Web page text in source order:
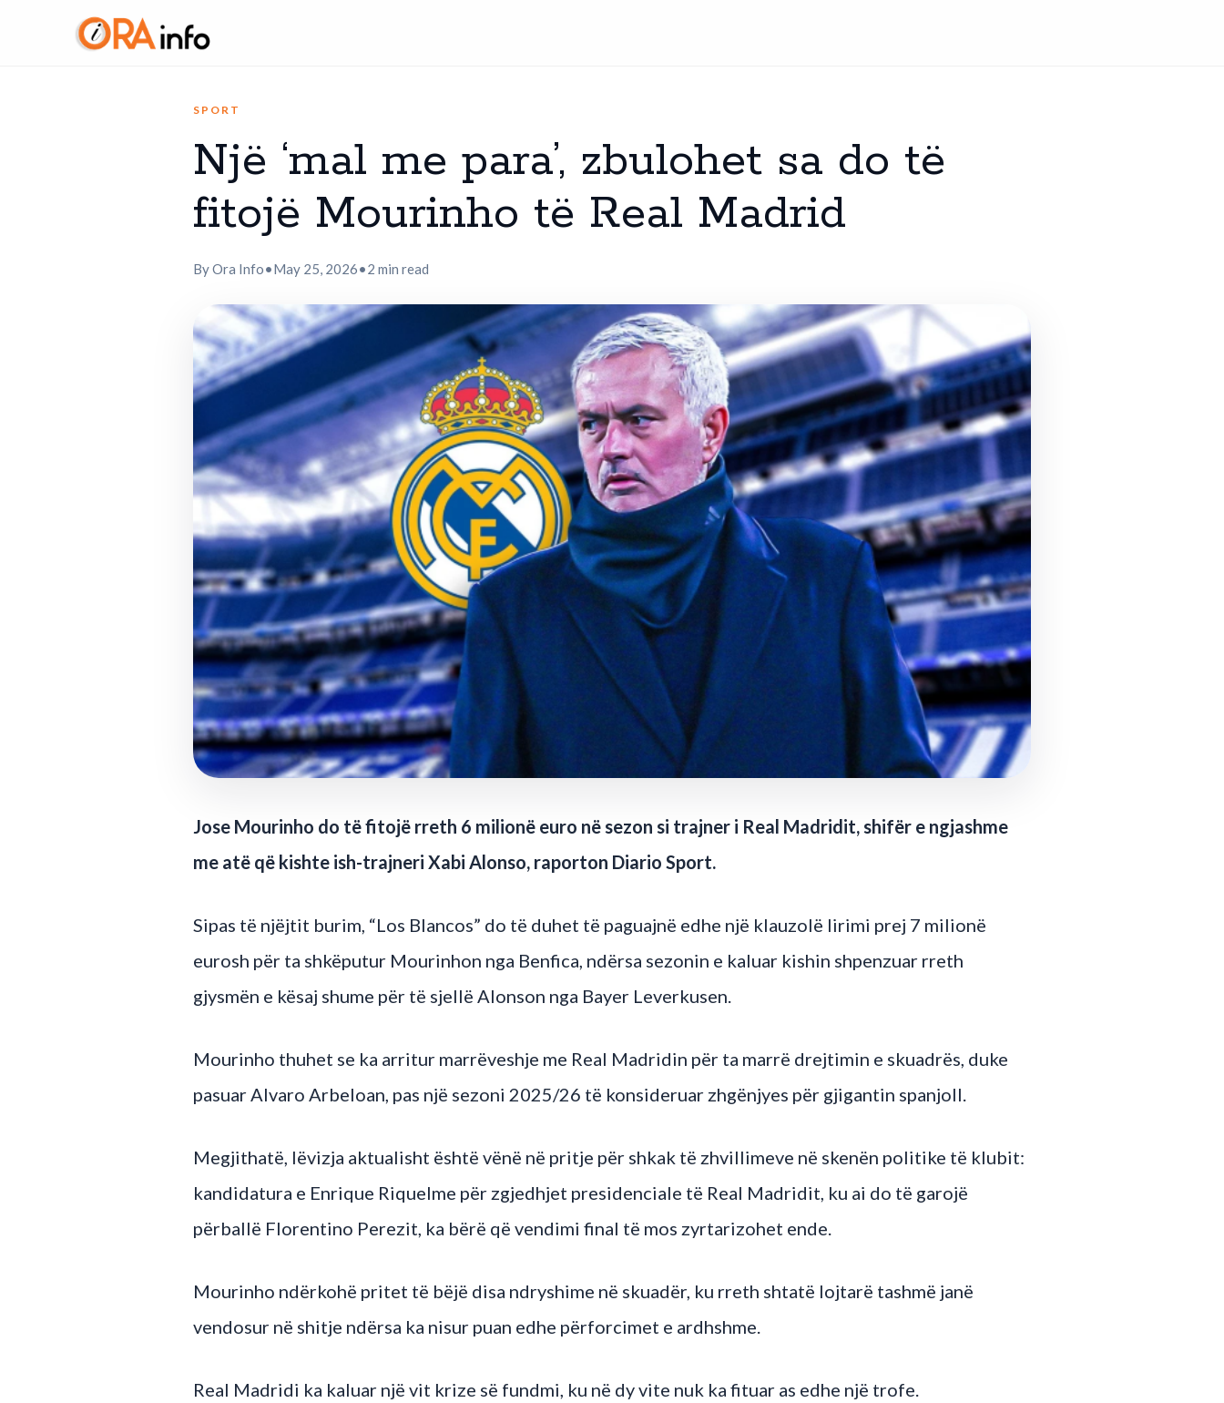
SPORT
Një ‘mal me para’, zbulohet sa do të
fitojë Mourinho të Real Madrid
By Ora Info•May 25, 2026•2 min read
Jose Mourinho do të fitojë rreth 6 milionë euro në sezon si trajner i Real Madridit, shifër e ngjashme
me atë që kishte ish-trajneri Xabi Alonso, raporton Diario Sport.
Sipas të njëjtit burim, “Los Blancos” do të duhet të paguajnë edhe një klauzolë lirimi prej 7 milionë
eurosh për ta shkëputur Mourinhon nga Benfica, ndërsa sezonin e kaluar kishin shpenzuar rreth
gjysmën e kësaj shume për të sjellë Alonson nga Bayer Leverkusen.
Mourinho thuhet se ka arritur marrëveshje me Real Madridin për ta marrë drejtimin e skuadrës, duke
pasuar Alvaro Arbeloan, pas një sezoni 2025/26 të konsideruar zhgënjyes për gjigantin spanjoll.
Megjithatë, lëvizja aktualisht është vënë në pritje për shkak të zhvillimeve në skenën politike të klubit:
kandidatura e Enrique Riquelme për zgjedhjet presidenciale të Real Madridit, ku ai do të garojë
përballë Florentino Perezit, ka bërë që vendimi final të mos zyrtarizohet ende.
Mourinho ndërkohë pritet të bëjë disa ndryshime në skuadër, ku rreth shtatë lojtarë tashmë janë
vendosur në shitje ndërsa ka nisur puan edhe përforcimet e ardhshme.
Real Madridi ka kaluar një vit krize së fundmi, ku në dy vite nuk ka fituar as edhe një trofe.